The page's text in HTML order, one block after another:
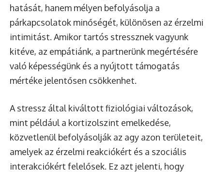
hatását, hanem mélyen befolyásolja a
párkapcsolatok minőségét, különösen az érzelmi
intimitást. Amikor tartós stressznek vagyunk
kitéve, az empátiánk, a partnerünk megértésére
való képességünk és a nyújtott támogatás
mértéke jelentősen csökkenhet.
A stressz által kiváltott fiziológiai változások,
mint például a kortizolszint emelkedése,
közvetlenül befolyásolják az agy azon területeit,
amelyek az érzelmi reakciókért és a szociális
interakciókért felelősek. Ez azt jelenti, hogy